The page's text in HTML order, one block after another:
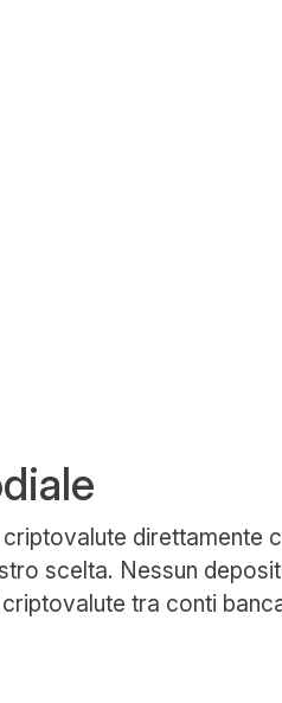
direttamente
scelta. Nessun
tra conti